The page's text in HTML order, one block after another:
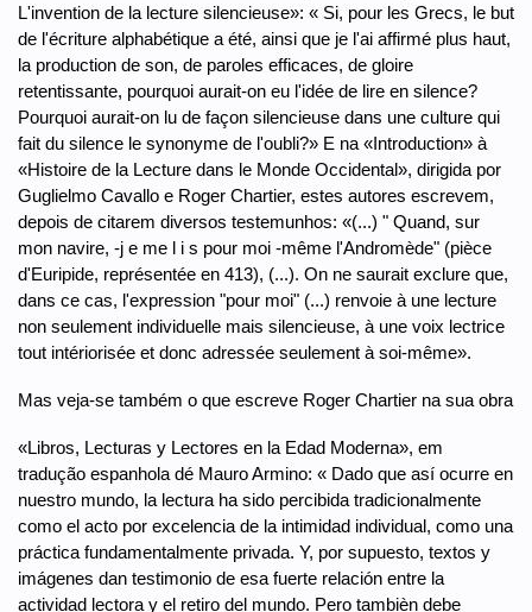
L'invention de la lecture silencieuse»: « Si, pour les Grecs, le but
de l'écriture alphabétique a été, ainsi que je l'ai affirmé plus haut,
la production de son, de paroles efficaces, de gloire
retentissante, pourquoi aurait-on eu l'idée de lire en silence?
Pourquoi aurait-on lu de façon silencieuse dans une culture qui
fait du silence le synonyme de l'oubli?» E na «Introduction» à
«Histoire de la Lecture dans le Monde Occidental», dirigida por
Guglielmo Cavallo e Roger Chartier, estes autores escrevem,
depois de citarem diversos testemunhos: «(...) " Quand, sur
mon navire, -j e me l i s pour moi -même l'Andromède" (pièce
d'Euripide, représentée en 413), (...). On ne saurait exclure que,
dans ce cas, l'expression "pour moi" (...) renvoie à une lecture
non seulement individuelle mais silencieuse, à une voix lectrice
tout intériorisée et donc adressée seulement à soi-même».
Mas veja-se também o que escreve Roger Chartier na sua obra
«Libros, Lecturas y Lectores en la Edad Moderna», em
tradução espanhola dé Mauro Armino: « Dado que así ocurre en
nuestro mundo, la lectura ha sido percibida tradicionalmente
como el acto por excelencia de la intimidad individual, como una
práctica fundamentalmente privada. Y, por supuesto, textos y
imágenes dan testimonio de esa fuerte relación entre la
actividad lectora y el retiro del mundo. Pero tambièn debe